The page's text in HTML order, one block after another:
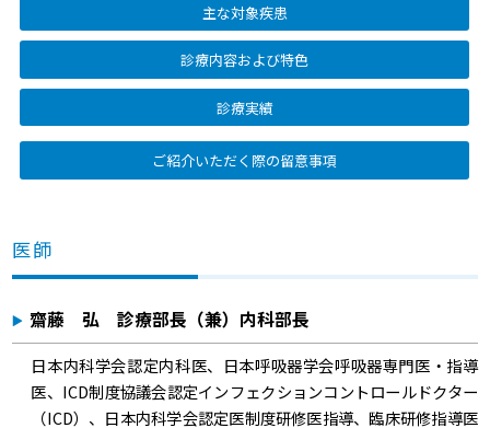
主な対象疾患
診療内容および特色
診療実績
ご紹介いただく際の留意事項
医師
齋藤 弘 診療部長（兼）内科部長
日本内科学会認定内科医、日本呼吸器学会呼吸器専門医・指導
医、ICD制度協議会認定インフェクションコントロールドクター
（ICD）、日本内科学会認定医制度研修医指導、臨床研修指導医